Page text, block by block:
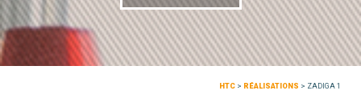
HTC > RÉALISATIONS > ZADIGA 1